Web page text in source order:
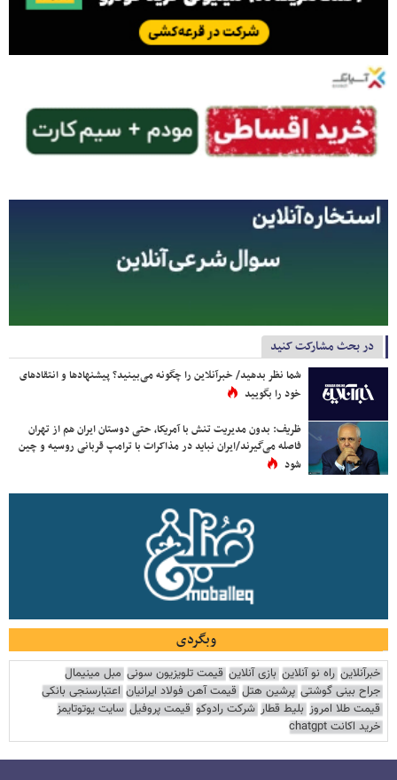
در بحث مشارکت کنید
شما نظر بدهید/ خبرآنلاین را چگونه می‌بینید؟ پیشنهادها و انتقادهای
خود را بگویید
ظریف: بدون مدیریت تنش با آمریکا، حتی دوستان ایران هم از تهران
فاصله می‌گیرند/ایران نباید در مذاکرات با ترامپ قربانی روسیه و چین
شود
وبگردی
خبرآنلاین راه نو آنلاین بازی آنلاین قیمت تلویزیون سونی مبل مینیمال
جراح بینی گوشتی پرشین هتل قیمت آهن فولاد ایرانیان اعتبارسنجی بانکی
قیمت طلا امروز بلیط قطار شرکت رادوکو قیمت پروفیل سایت یوتوتایمز
خرید اکانت chatgpt